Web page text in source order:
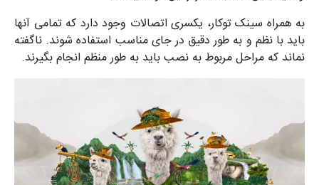
به همراه سینک توکار، یکسری اتصالات وجود دارد که تمامی آنها
باید با نظم و به طور دقیق در جای مناسب استفاده شوند. ناگفته
نماند که مراحل مربوط به نصب باید به طور منظم انجام بگیرند.